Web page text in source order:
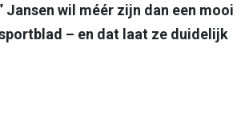
Jansen wil méér zijn dan een mooi
– en dat laat ze duidelijk